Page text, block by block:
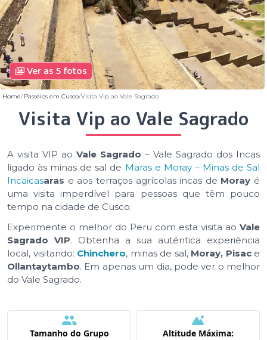
Ver as 5 fotos
Home Passeios em Cusco Visita Vip ao Vale Sagrado
Visita Vip ao Vale Sagrado
A visita VIP ao Vale Sagrado – Vale Sagrado dos Incas
ligado às minas de sal de Maras e Moray – Minas de Sal
Incaicasaras e aos terraços agrícolas incas de Moray é
uma visita imperdível para pessoas que têm pouco
tempo na cidade de Cusco.
Experimente o melhor do Peru com esta visita ao Vale
Sagrado VIP. Obtenha a sua autêntica experiência
local, visitando: Chinchero, minas de sal, Moray, Pisace
Ollantaytambo. Em apenas um dia, pode ver o melhor
do Vale Sagrado.
Tamanho do Grupo
Altitude Máxima: